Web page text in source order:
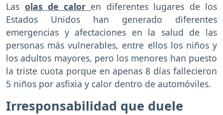
Las olas de calor en diferentes lugares de los
Estados Unidos han generado diferentes
emergencias y afectaciones en la salud de las
personas más vulnerables, entre ellos los niños y
los adultos mayores, pero los menores han puesto
la triste cuota porque en apenas 8 días fallecieron
5 niños por asfixia y calor dentro de automóviles.
Irresponsabilidad que duele